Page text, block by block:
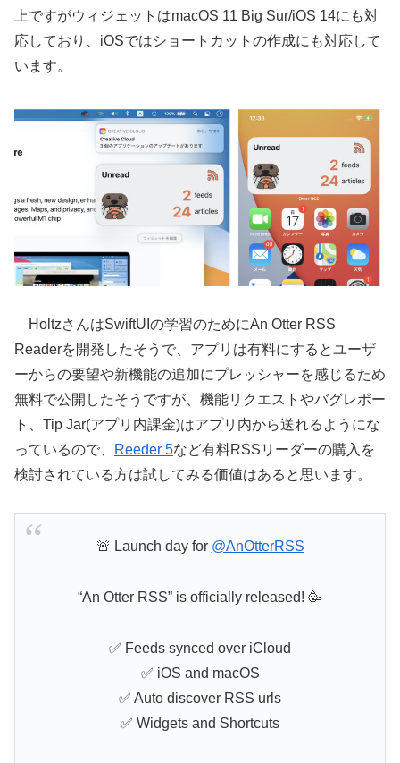
上ですがウィジェットはmacOS 11 Big Sur/iOS 14にも対
応しており、iOSではショートカットの作成にも対応して
います。
HoltzさんはSwiftUIの学習のためにAn Otter RSS
Readerを開発したそうで、アプリは有料にするとユーザ
ーからの要望や新機能の追加にプレッシャーを感じるため
無料で公開したそうですが、機能リクエストやバグレポー
ト、Tip Jar(アプリ内課金)はアプリ内から送れるようにな
っているので、
Reeder 5など有料RSSリーダーの購入を
検討されている方は試してみる価値はあると思います。
🚨 Launch day for @AnOtterRSS
“An Otter RSS” is officially released! 🥳
✅ Feeds synced over iCloud
✅ iOS and macOS
✅ Auto discover RSS urls
✅ Widgets and Shortcuts